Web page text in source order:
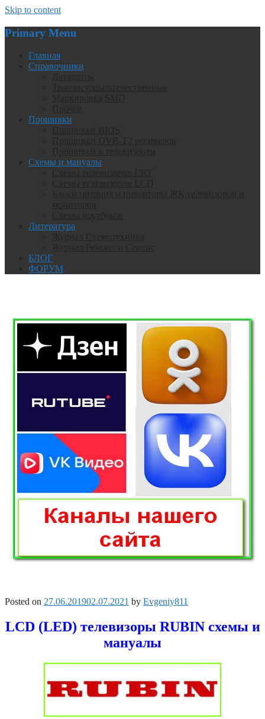
Skip to content
Primary Menu
Главная
Справочники
Прошивки
Схемы и мануалы
Литература
БЛОГ
ФОРУМ
Posted on 27.06.201902.07.2021 by Evgeniy811
LCD (LED) телевизоры RUBIN схемы и
мануалы